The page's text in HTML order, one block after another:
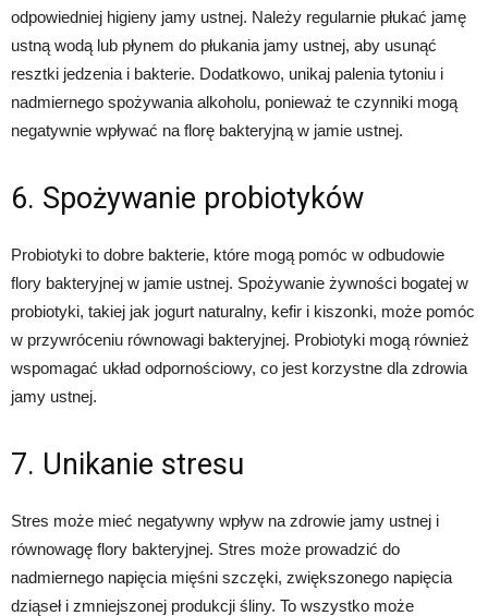
odpowiedniej higieny jamy ustnej. Należy regularnie płukać jamę
ustną wodą lub płynem do płukania jamy ustnej, aby usunąć
resztki jedzenia i bakterie. Dodatkowo, unikaj palenia tytoniu i
nadmiernego spożywania alkoholu, ponieważ te czynniki mogą
negatywnie wpływać na florę bakteryjną w jamie ustnej.
6. Spożywanie probiotyków
Probiotyki to dobre bakterie, które mogą pomóc w odbudowie
flory bakteryjnej w jamie ustnej. Spożywanie żywności bogatej w
probiotyki, takiej jak jogurt naturalny, kefir i kiszonki, może pomóc
w przywróceniu równowagi bakteryjnej. Probiotyki mogą również
wspomagać układ odpornościowy, co jest korzystne dla zdrowia
jamy ustnej.
7. Unikanie stresu
Stres może mieć negatywny wpływ na zdrowie jamy ustnej i
równowagę flory bakteryjnej. Stres może prowadzić do
nadmiernego napięcia mięśni szczęki, zwiększonego napięcia
dziąseł i zmniejszonej produkcji śliny. To wszystko może